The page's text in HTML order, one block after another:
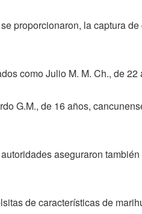
proporcionaron, la captura
como Julio M. M. Ch., de
G.M., de 16 años,
aseguraron
de características de